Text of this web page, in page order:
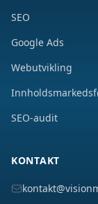
SEO
Google Ads
Webutvikling
SEO-audit
KONTAKT